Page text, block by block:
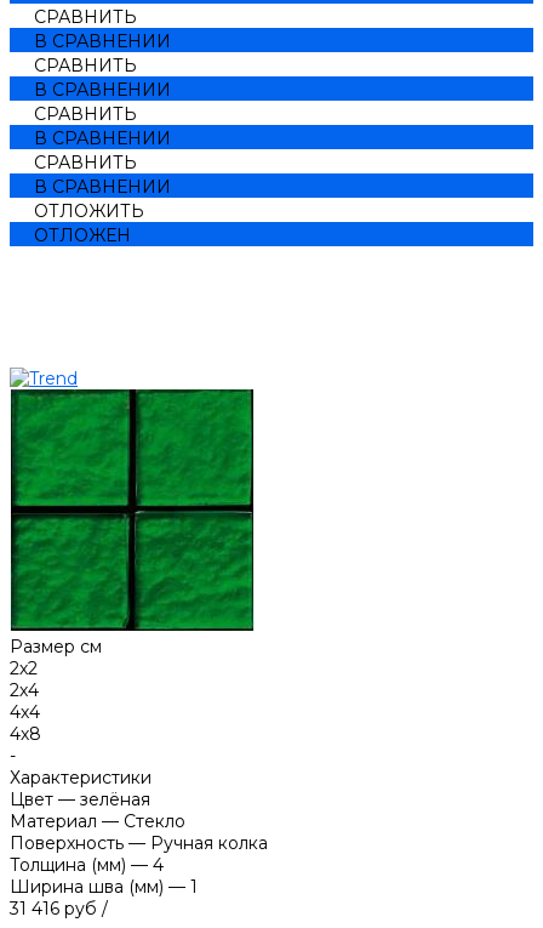
СРАВНИТЬ
В СРАВНЕНИИ
СРАВНИТЬ
В СРАВНЕНИИ
СРАВНИТЬ
В СРАВНЕНИИ
СРАВНИТЬ
В СРАВНЕНИИ
ОТЛОЖИТЬ
ОТЛОЖЕН
Размер см
2х2
2х4
4х4
4х8
-
Характеристики
Цвет — зелёная
Материал — Стекло
Поверхность — Ручная колка
Толщина (мм) — 4
Ширина шва (мм) — 1
31 416 руб /